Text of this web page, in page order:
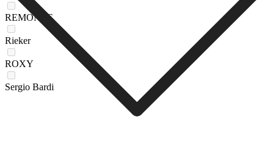
REMONTE
Rieker
ROXY
Sergio Bardi